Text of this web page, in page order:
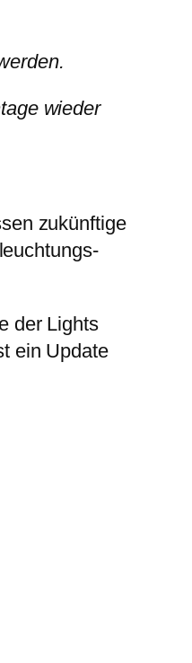
wieder
zukünftige
der Lights
ein Update